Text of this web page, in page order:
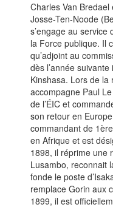
Charles Van
Josse-Ten-Noode
s’engage au service
la Force publique. Il
qu’adjoint au
dès l’année
Kinshasa. Lors de
accompagne Paul
de l’ÉIC et
son retour en
commandant de
en Afrique et est
1898, il réprime une
Lusambo, reconnait
fonde le poste
remplace Gorin aux
1899, il est